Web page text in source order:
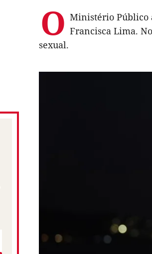
O Ministério Público
Francisca Lima.
sexual.